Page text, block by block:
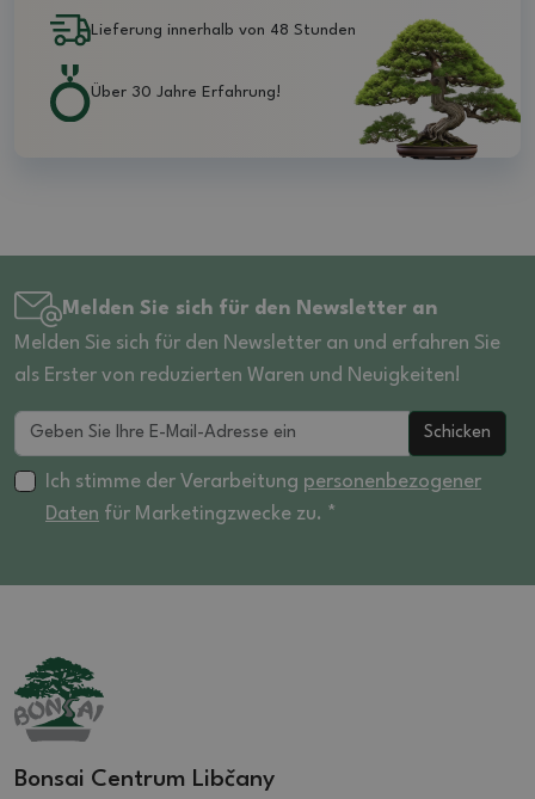
Lieferung innerhalb von 48 Stunden
Über 30 Jahre Erfahrung!
Melden Sie sich für den Newsletter an
Melden Sie sich für den Newsletter an und erfahren Sie
als Erster von reduzierten Waren und Neuigkeiten!
Schicken
Ich stimme der Verarbeitung personenbezogener
Daten für Marketingzwecke zu. *
Bonsai Centrum Libčany